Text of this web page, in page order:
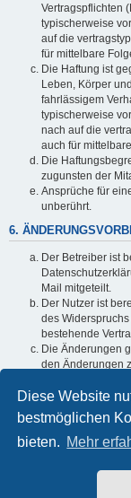
Diese Website
bestmöglichen
bieten. Mehr
Vertragspflichten
typischerweise
auf die
für mittelbare
Die Haftung ist
Leben, Körper
fahrlässigem
typischerweise
nach auf die
auch für
Die
zugunsten der
Ansprüche für
unberührt.
6.
Der Betreiber ist
Mail mitgeteilt.
Der Nutzer ist
des
bestehende
Die Änderungen
den Änderungen
Informationen über
sind in der
Powered